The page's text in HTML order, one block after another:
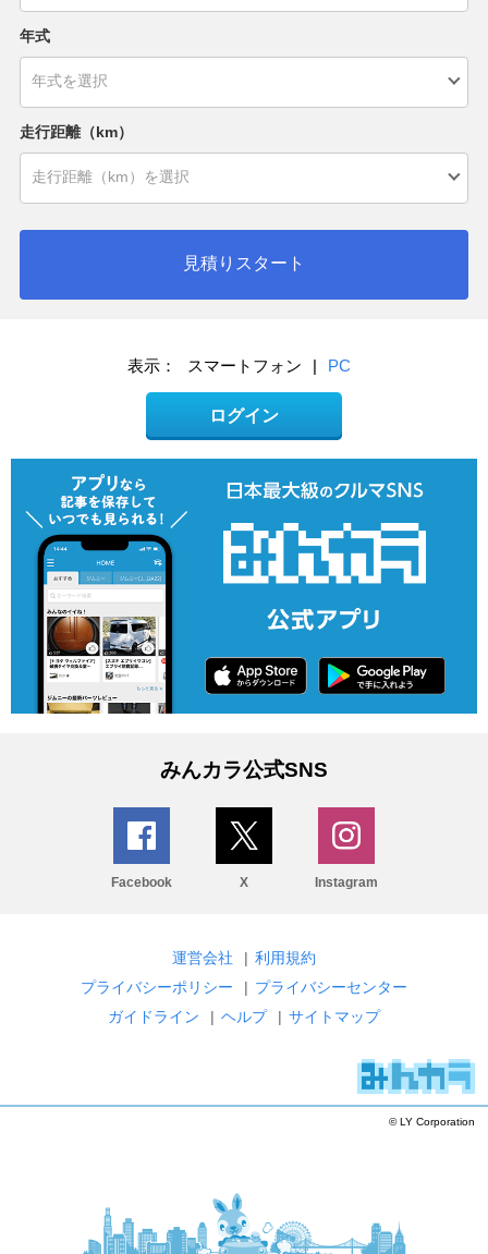
年式
走行距離（km）
見積りスタート
表示： スマートフォン | PC
ログイン
みんカラ公式SNS
Facebook X Instagram
運営会社 | 利用規約
プライバシーポリシー
| プライバシーセンター
ガイドライン
| ヘルプ | サイトマップ
© LY Corporation